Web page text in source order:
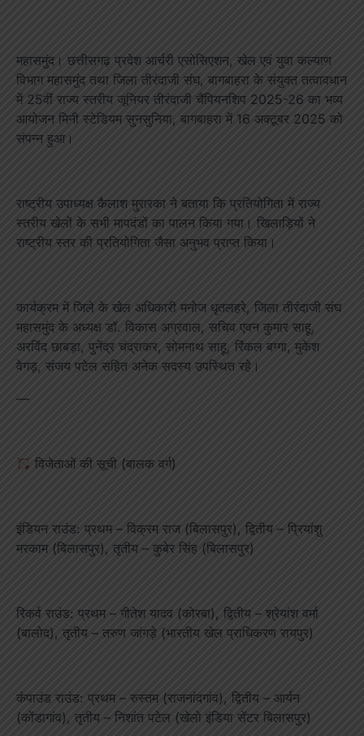
महासमुंद। छत्तीसगढ़ प्रदेश आर्चरी एसोसिएशन, खेल एवं युवा कल्याण
विभाग महासमुंद तथा जिला तीरंदाजी संघ, बागबाहरा के संयुक्त तत्वावधान
में 25वीं राज्य स्तरीय जूनियर तीरंदाजी चैंपियनशिप 2025-26 का भव्य
आयोजन मिनी स्टेडियम सुनसुनिया, बागबाहरा में 16 अक्टूबर 2025 को
संपन्न हुआ।
राष्ट्रीय उपाध्यक्ष कैलाश मुरारका ने बताया कि प्रतियोगिता में राज्य
स्तरीय खेलों के सभी मापदंडों का पालन किया गया। खिलाड़ियों ने
राष्ट्रीय स्तर की प्रतियोगिता जैसा अनुभव प्राप्त किया।
कार्यक्रम में जिले के खेल अधिकारी मनोज धृतलहरे, जिला तीरंदाजी संघ
महासमुंद के अध्यक्ष डॉ. विकास अग्रवाल, सचिव एवन कुमार साहू,
अरविंद छाबड़ा, पुनेंद्र चंद्राकर, सोमनाथ साहू, रिंकल बग्गा, मुकेश
वेगड़, संजय पटेल सहित अनेक सदस्य उपस्थित रहे।
—
विजेताओं की सूची (बालक वर्ग)
इंडियन राउंड: प्रथम – विक्रम राज (बिलासपुर), द्वितीय – प्रियांशु
मरकाम (बिलासपुर), तृतीय – कुबेर सिंह (बिलासपुर)
रिकर्व राउंड: प्रथम – गीतेश यादव (कोरबा), द्वितीय – श्रेयांश वर्मा
(बालोद), तृतीय – तरुण जांगड़े (भारतीय खेल प्राधिकरण रायपुर)
कंपाउंड राउंड: प्रथम – रुस्तम (राजनांदगांव), द्वितीय – आर्यन
(कोंडागांव), तृतीय – निशांत पटेल (खेलो इंडिया सेंटर बिलासपुर)